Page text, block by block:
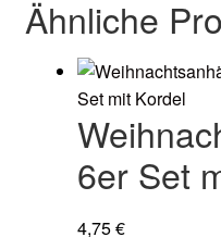
Ähnliche
6er Set
4,75€